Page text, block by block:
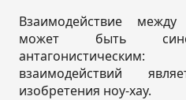
Взаимодействие
может быть
взаимодействий
изобретения ноу-хау.